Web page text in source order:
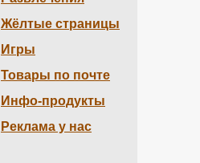
Жёлтые страницы
Игры
Товары по почте
Инфо-продукты
Реклама у нас